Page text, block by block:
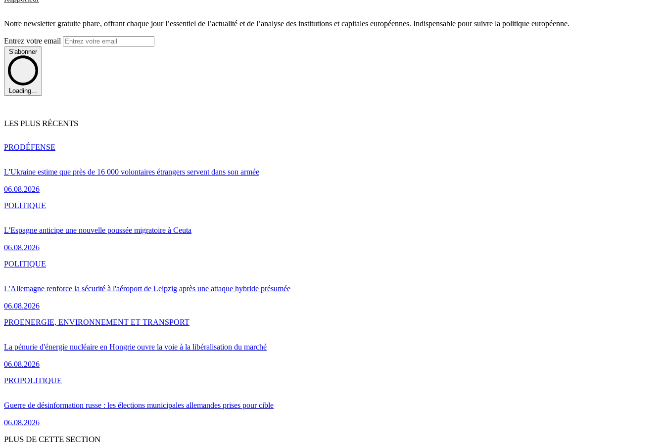
Notre newsletter gratuite phare, offrant chaque jour l’essentiel de l’actualité et de l’analyse des institutions et capitales européennes. Indispensable pour suivre la politique européenne.
Entrez votre email
S'abonner
Loading...
LES PLUS RÉCENTS
L'Ukraine estime que près de 16 000 volontaires étrangers servent dans son armée
06.08.2026
PRODÉFENSE
L'Espagne anticipe une nouvelle poussée migratoire à Ceuta
06.08.2026
POLITIQUE
L'Allemagne renforce la sécurité à l'aéroport de Leipzig après une attaque hybride présumée
06.08.2026
POLITIQUE
La pénurie d'énergie nucléaire en Hongrie ouvre la voie à la libéralisation du marché
06.08.2026
PROENERGIE, ENVIRONNEMENT ET TRANSPORT
Guerre de désinformation russe : les élections municipales allemandes prises pour cible
06.08.2026
PROPOLITIQUE
PLUS DE CETTE SECTION